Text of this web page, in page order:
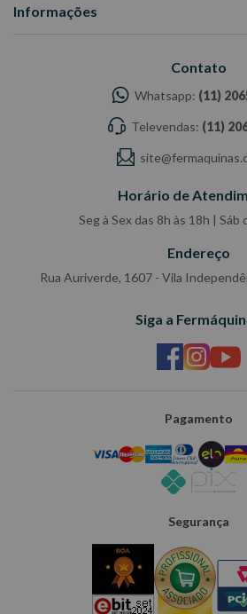
Informações
Contato
Whatsapp: (11)
Televendas: (11)
Horário de
Seg à Sex das 8h às 18h | Sáb
Endereço
Rua Auriverde, 1607 - Vila
Siga a
Pagamento
Segurança